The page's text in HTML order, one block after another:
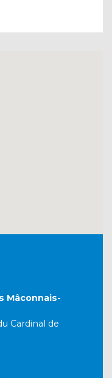
Mâconnais-
Cardinal de